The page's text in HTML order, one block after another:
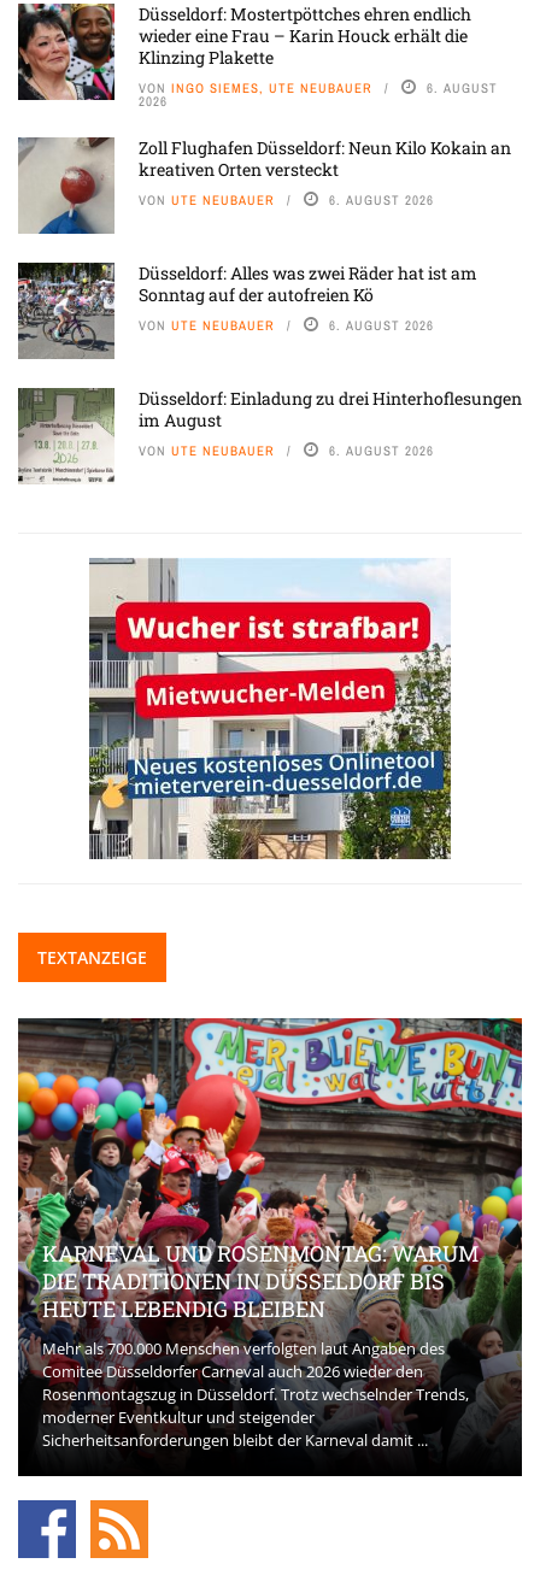
Düsseldorf: Mostertpöttches ehren endlich
wieder eine Frau – Karin Houck erhält die
Klinzing Plakette
VON INGO SIEMES, UTE NEUBAUER 6. AUGUST
2026
Zoll Flughafen Düsseldorf: Neun Kilo Kokain an
kreativen Orten versteckt
VON UTE NEUBAUER 6. AUGUST 2026
Düsseldorf: Alles was zwei Räder hat ist am
Sonntag auf der autofreien Kö
VON UTE NEUBAUER 6. AUGUST 2026
Düsseldorf: Einladung zu drei Hinterhoflesungen
im August
VON UTE NEUBAUER 6. AUGUST 2026
TEXTANZEIGE
KARNEVAL UND ROSENMONTAG: WARUM
DIE TRADITIONEN IN DÜSSELDORF BIS
HEUTE LEBENDIG BLEIBEN
Mehr als 700.000 Menschen verfolgten laut Angaben des
Comitee Düsseldorfer Carneval auch 2026 wieder den
Rosenmontagszug in Düsseldorf. Trotz wechselnder Trends,
moderner Eventkultur und steigender
Sicherheitsanforderungen bleibt der Karneval damit ...